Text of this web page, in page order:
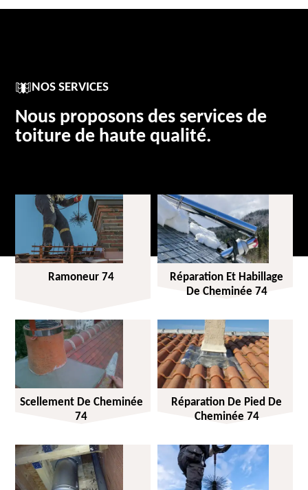
NOS SERVICES
Nous proposons des services de
toiture de haute qualité.
Ramoneur 74
Réparation Et Habillage
De Cheminée 74
Scellement De Cheminée
74
Réparation De Pied De
Cheminée 74